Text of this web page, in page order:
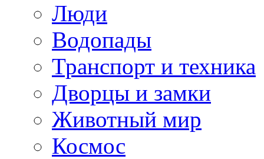
Люди
Водопады
Транспорт и техника
Дворцы и замки
Животный мир
Космос